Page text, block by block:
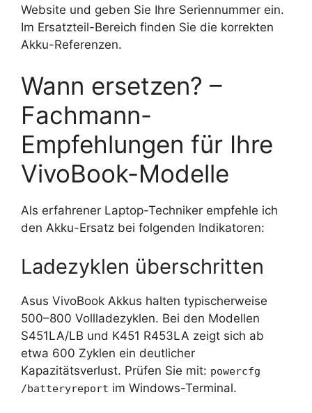
Website und geben Sie Ihre Seriennummer ein.
Im Ersatzteil-Bereich finden Sie die korrekten
Akku-Referenzen.
Wann ersetzen? –
Fachmann-
Empfehlungen für Ihre
VivoBook-Modelle
Als erfahrener Laptop-Techniker empfehle ich
den Akku-Ersatz bei folgenden Indikatoren:
Ladezyklen überschritten
Asus VivoBook Akkus halten typischerweise
500–800 Vollladezyklen. Bei den Modellen
S451LA/LB und K451 R453LA zeigt sich ab
etwa 600 Zyklen ein deutlicher
Kapazitätsverlust. Prüfen Sie mit: powercfg
/batteryreport im Windows-Terminal.